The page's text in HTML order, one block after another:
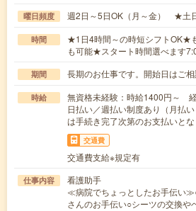
曜日頻度 週2日～5日OK（月～金） ★土
時間
★1日4時間～の時短シフトOK★
も可能★スタート時間選べます
期間 長期のお仕事です。開始日はご
時給
無資格未経験：時給1400円～
日払い／週払い制度あり（月払
は手続き完了次第のお支払いとな
交通費
交通費支給※規定有
仕事内容
看護助手
≪病院でちょっとしたお手伝い
さんのお手伝い○シーツの交換